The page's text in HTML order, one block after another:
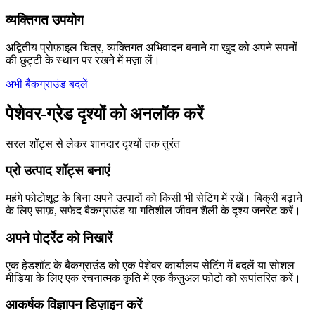
व्यक्तिगत उपयोग
अद्वितीय प्रोफ़ाइल चित्र, व्यक्तिगत अभिवादन बनाने या खुद को अपने सपनों
की छुट्टी के स्थान पर रखने में मज़ा लें।
अभी बैकग्राउंड बदलें
पेशेवर-ग्रेड दृश्यों को अनलॉक करें
सरल शॉट्स से लेकर शानदार दृश्यों तक तुरंत
प्रो उत्पाद शॉट्स बनाएं
महंगे फोटोशूट के बिना अपने उत्पादों को किसी भी सेटिंग में रखें। बिक्री बढ़ाने
के लिए साफ़, सफेद बैकग्राउंड या गतिशील जीवन शैली के दृश्य जनरेट करें।
अपने पोर्ट्रेट को निखारें
एक हेडशॉट के बैकग्राउंड को एक पेशेवर कार्यालय सेटिंग में बदलें या सोशल
मीडिया के लिए एक रचनात्मक कृति में एक कैज़ुअल फोटो को रूपांतरित करें।
आकर्षक विज्ञापन डिज़ाइन करें